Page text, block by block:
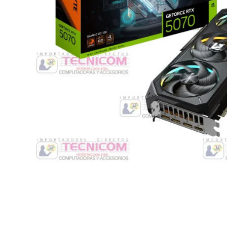
Monitores y TV
Suministros de Impresión
Punto de Venta
Software